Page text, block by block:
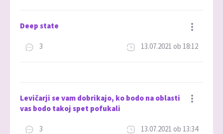
Deep state
3 13.07.2021 ob 18:12
Levičarji se vam dobrikajo, ko bodo na oblasti
vas bodo takoj spet pofukali
3 13.07.2021 ob 13:34
Dodaj med priljubljene